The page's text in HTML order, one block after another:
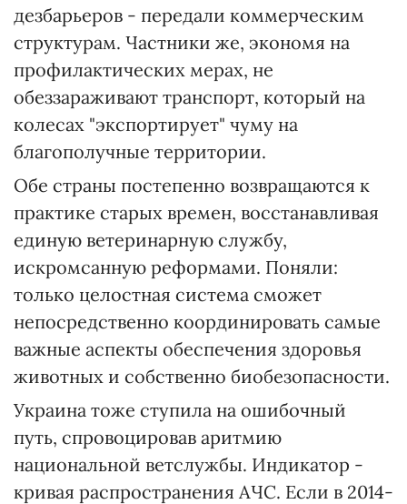
дезбарьеров - передали коммерческим
структурам. Частники же, экономя на
профилактических мерах, не
обеззараживают транспорт, который на
колесах "экспортирует" чуму на
благополучные территории.
Обе страны постепенно возвращаются к
практике старых времен, восстанавливая
единую ветеринарную службу,
искромсанную реформами. Поняли:
только целостная система сможет
непосредственно координировать самые
важные аспекты обеспечения здоровья
животных и собственно биобезопасности.
Украина тоже ступила на ошибочный
путь, спровоцировав аритмию
национальной ветслужбы. Индикатор -
кривая распространения АЧС. Если в 2014-